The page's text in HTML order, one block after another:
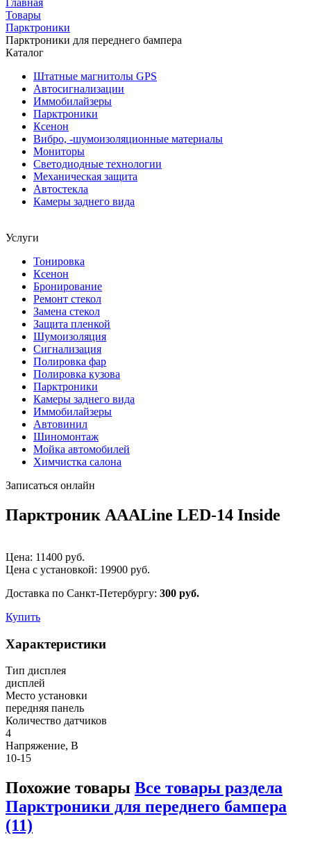
Главная
Товары
Парктроники
Парктроники для переднего бампера
Каталог
Штатные магнитолы GPS
Автосигнализации
Иммобилайзеры
Парктроники
Ксенон
Вибро, -шумоизоляционные материалы
Мониторы
Светодиодные технологии
Механическая защита
Автостекла
Камеры заднего вида
Услуги
Тонировка
Ксенон
Бронирование
Ремонт стекол
Замена стекол
Защита пленкой
Шумоизоляция
Сигнализация
Полировка фар
Полировка кузова
Парктроники
Камеры заднего вида
Иммобилайзеры
Автовинил
Шиномонтаж
Мойка автомобилей
Химчистка салона
Записаться онлайн
Парктроник AAALine LED-14 Inside
Цена: 11400 руб.
Цена с установкой: 19900 руб.
Доставка по Санкт-Петербургу: 300 руб.
Купить
Характеристики
Тип дисплея
дисплей
Место установки
передняя панель
Количество датчиков
4
Напряжение, В
10-15
Похожие товары Все товары раздела
Парктроники для переднего бампера
(11)